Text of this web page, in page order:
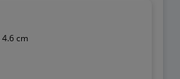
4.6 cm